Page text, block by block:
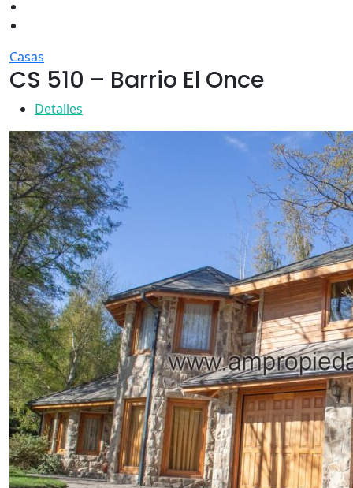
Casas
CS 510 – Barrio El Once
Detalles